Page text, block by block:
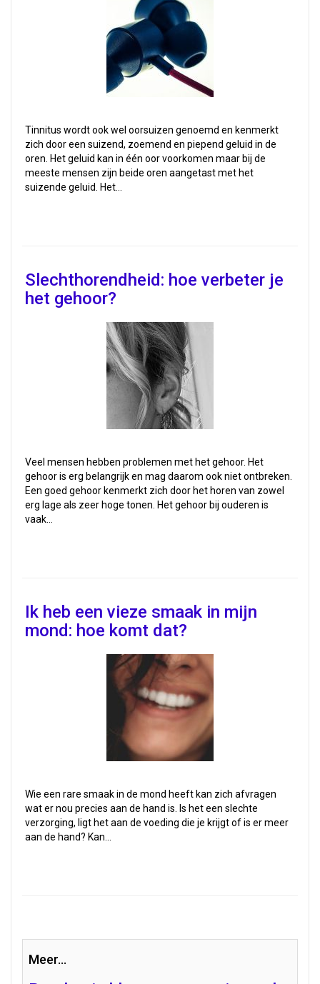
Tinnitus wordt ook wel oorsuizen genoemd en kenmerkt
zich door een suizend, zoemend en piepend geluid in de
oren. Het geluid kan in één oor voorkomen maar bij de
meeste mensen zijn beide oren aangetast met het
suizende geluid. Het…
Slechthorendheid: hoe verbeter je
het gehoor?
Veel mensen hebben problemen met het gehoor. Het
gehoor is erg belangrijk en mag daarom ook niet ontbreken.
Een goed gehoor kenmerkt zich door het horen van zowel
erg lage als zeer hoge tonen. Het gehoor bij ouderen is
vaak…
Ik heb een vieze smaak in mijn
mond: hoe komt dat?
Wie een rare smaak in de mond heeft kan zich afvragen
wat er nou precies aan de hand is. Is het een slechte
verzorging, ligt het aan de voeding die je krijgt of is er meer
aan de hand? Kan…
Meer...